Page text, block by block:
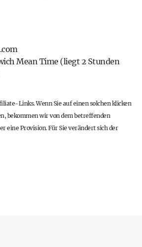
Mean Time (liegt 2 Stunden
Links. Wenn Sie auf einen solchen klicken
bekommen wir von dem betreffenden
eine Provision. Für Sie verändert sich der